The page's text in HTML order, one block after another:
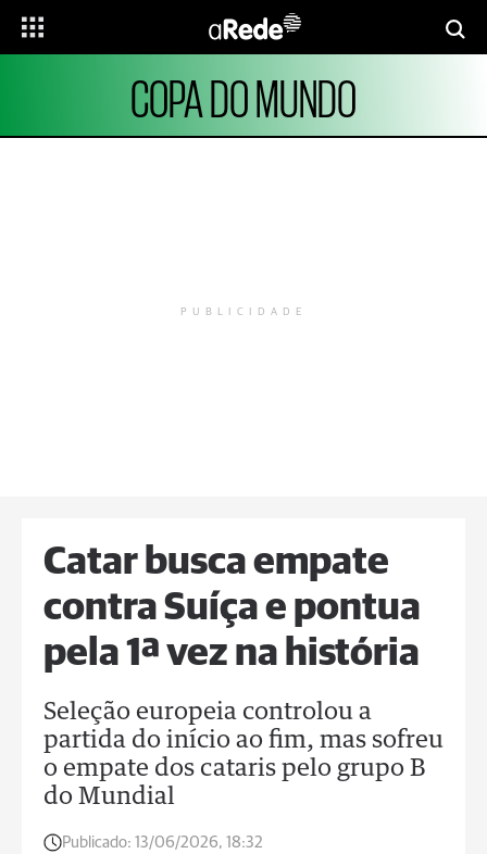
COPA DO MUNDO
PUBLICIDADE
Catar busca empate
contra Suíça e pontua
pela 1ª vez na história
Seleção europeia controlou a
partida do início ao fim, mas sofreu
o empate dos cataris pelo grupo B
do Mundial
Publicado: 13/06/2026, 18:32